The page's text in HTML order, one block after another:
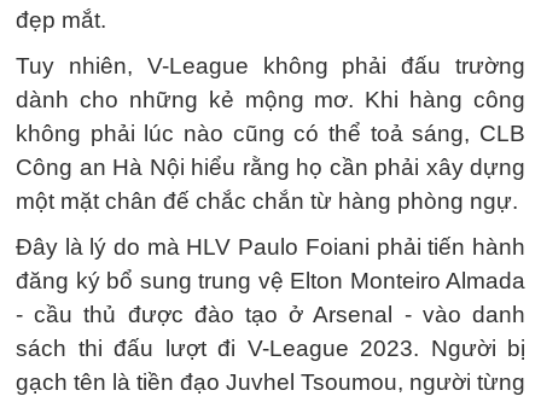
đẹp mắt.
Tuy nhiên, V-League không phải đấu trường
dành cho những kẻ mộng mơ. Khi hàng công
không phải lúc nào cũng có thể toả sáng, CLB
Công an Hà Nội hiểu rằng họ cần phải xây dựng
một mặt chân đế chắc chắn từ hàng phòng ngự.
Đây là lý do mà HLV Paulo Foiani phải tiến hành
đăng ký bổ sung trung vệ Elton Monteiro Almada
- cầu thủ được đào tạo ở Arsenal - vào danh
sách thi đấu lượt đi V-League 2023. Người bị
gạch tên là tiền đạo Juvhel Tsoumou, người từng